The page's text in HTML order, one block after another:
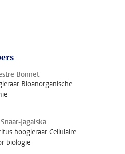
Bonnet
Bioanorganische
Jagalska
hoogleraar Cellulaire
biologie